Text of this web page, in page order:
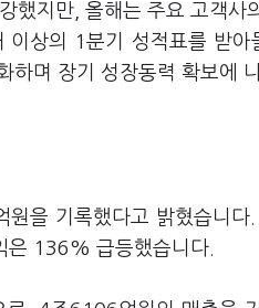
했지만, 올해는 주요 고객사
상의 1분기 성적표를 받아
며 장기 성장동력 확보에
을 기록했다고 밝혔습니다
은 136% 급등했습니다.